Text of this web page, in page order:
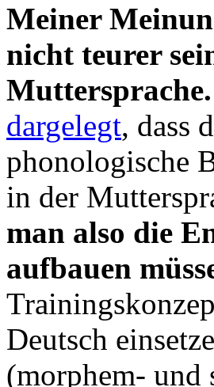
Meiner
nicht teurer
Muttersprache.
dargelegt, dass
phonologische
in der
man also die
aufbauen
Deutsch
(morphem- und